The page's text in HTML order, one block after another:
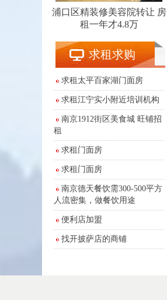
浦口区精装修美容院转让 房
租一年才4.8万
求租求购
求租太平百家湖门面房
求租江宁实小附近培训机构
南京1912街区美食城 旺铺招
租
求租门面房
求租门面房
南京德天餐饮需300-500平方
人流密集，做餐饮用途
便利店加盟
找开披萨店的商铺